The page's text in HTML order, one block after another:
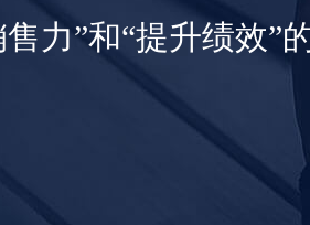
力”和“提升绩效”